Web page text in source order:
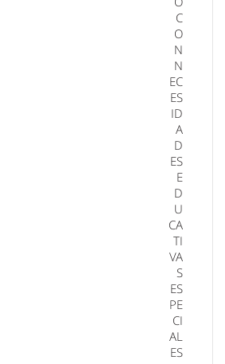
C
O
N
N
EC
ES
ID
A
D
ES
E
D
U
CA
TI
VA
S
ES
PE
CI
AL
ES